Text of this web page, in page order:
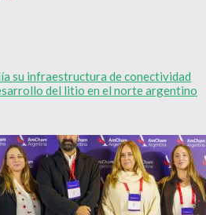
su infraestructura de conectividad
del litio en el norte argentino